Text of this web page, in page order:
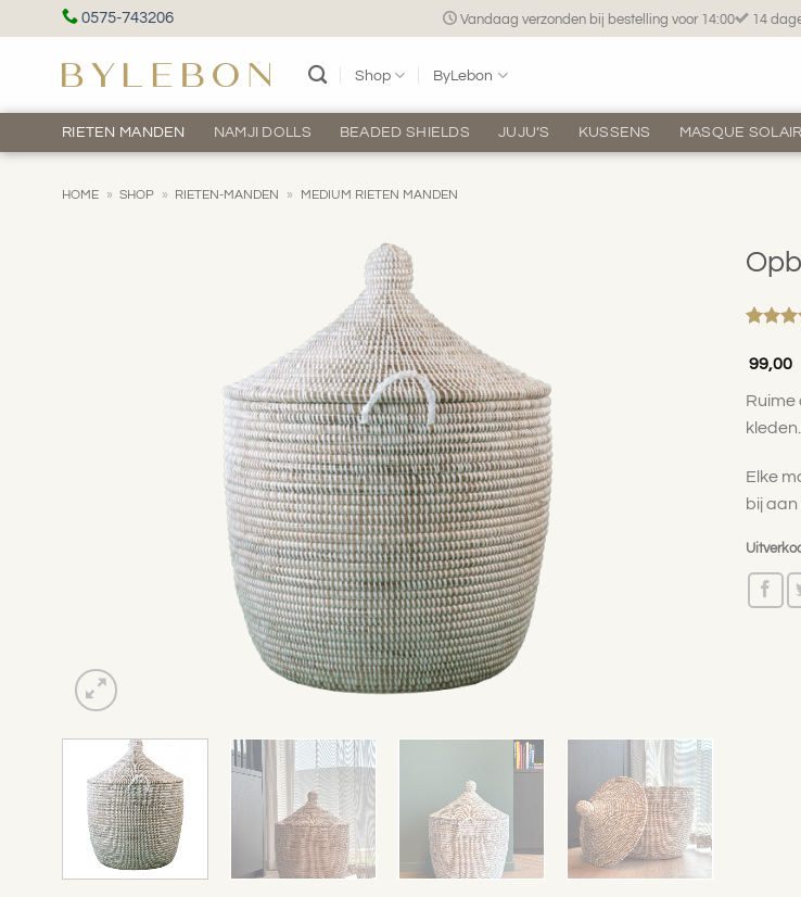
naar
0575-743206 Vandaag verzonden bij bestelling voor 14:00 14
Shop ByLebon
RIETEN MANDEN NAMJI DOLLS BEADED SHIELDS JUJU’S KUSSENS MASQUE
HOME » SHOP » RIETEN-MANDEN » MEDIUM RIETEN MANDEN
5op 5
op
99,00
Ruime
Elke
bij